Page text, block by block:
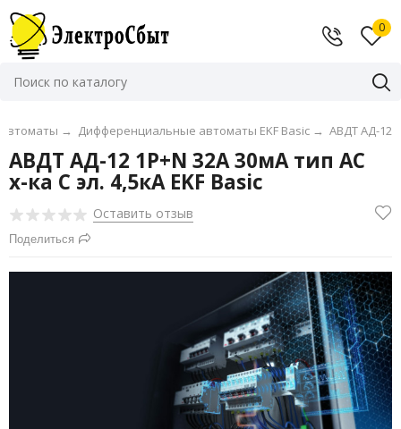
0
→ Дифференциальные автоматы EKF Basic → АВДТ АД-12
АВДТ АД-12 1P+N 32А 30мА тип АС
х-ка C эл. 4,5кА EKF Basic
Оставить отзыв
Поделиться